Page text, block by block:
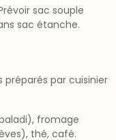
sac souple
sac étanche.
préparés par cuisinier
fromage
thé, café.